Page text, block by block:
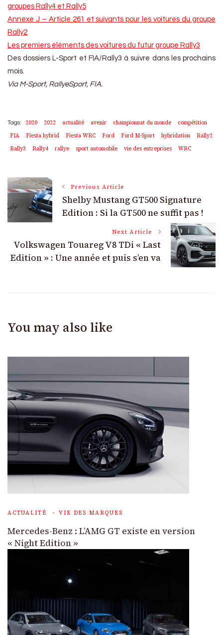
groupes Rally4 et Rally5
Annexe J – Article 261 et suivants pour les voitures du groupe
Rally2
Les premiers éléments des voitures du futur groupe Rally3
Des dossiers L-Sport et FIA/Rally3 à suivre dans les prochains
mois.
Via M-Sport, RallyeSport, FIA.
Tags: 2020 2022 actualité avenir championnat du monde
compétition
FIA
Fiesta hybrid Fiesta WRC Ford Ford M-Sport hybridation
Rally2
Rally3
Rally4 rallye sport automobile vie des entreprises WRC
Post
Navigation
Previous Article
Shelby Mustang GT500 Signature
Edition : Si la GT500 ne suffit pas !
Next Article
Volkswagen Touareg V8 TDi « Last
Edition » : Une année et puis s’en va
You may also like
ACTUALITÉ VIE DES MARQUES
Mercedes-Benz : L’AMG GT existe en version
« Night Edition »